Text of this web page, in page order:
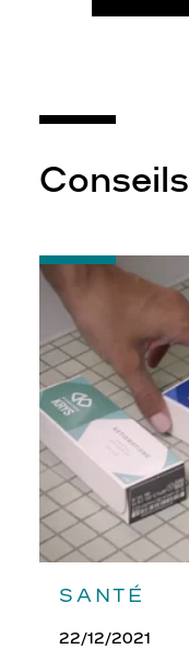
Conseils
SANTÉ
22/12/2021
-
Quelques
conseils
pour
débuter
avec
ses
lentilles